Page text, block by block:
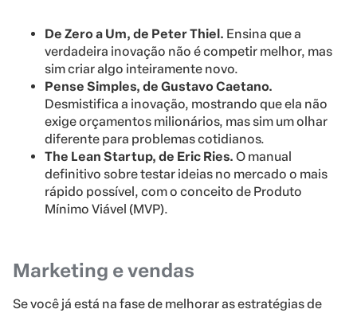
De Zero a Um, de Peter Thiel. Ensina que a
verdadeira inovação não é competir melhor, mas
sim criar algo inteiramente novo.
Pense Simples, de Gustavo Caetano.
Desmistifica a inovação, mostrando que ela não
exige orçamentos milionários, mas sim um olhar
diferente para problemas cotidianos.
The Lean Startup, de Eric Ries. O manual
definitivo sobre testar ideias no mercado o mais
rápido possível, com o conceito de Produto
Mínimo Viável (MVP).
Marketing e vendas
Se você já está na fase de melhorar as estratégias de